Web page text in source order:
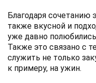
Благодаря сочетанию
также вкусной и
уже давно
Также это связано с
служить не только
к примеру, на ужин.